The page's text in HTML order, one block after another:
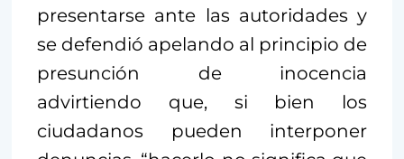
presentarse ante las autoridades y
se defendió apelando al principio de
presunción de inocencia
advirtiendo que, si bien los
ciudadanos pueden interponer